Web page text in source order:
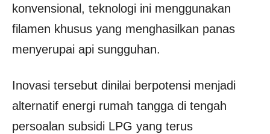
konvensional, teknologi ini menggunakan
filamen khusus yang menghasilkan panas
menyerupai api sungguhan.
Inovasi tersebut dinilai berpotensi menjadi
alternatif energi rumah tangga di tengah
persoalan subsidi LPG yang terus